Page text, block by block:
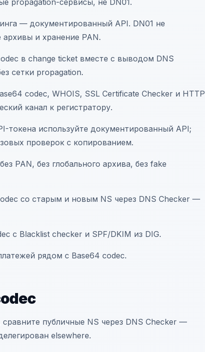
propagation-сервисы, не DN01.
— документированный API. DN01 не
архивы и хранение PAN.
в change ticket вместе с выводом DNS
сетки propagation.
codec, WHOIS, SSL Certificate Checker и HTTP
канал к регистратору.
токена используйте документированный API;
проверок с копированием.
PAN, без глобального архива, без fake
со старым и новым NS через DNS Checker —
с Blacklist checker и SPF/DKIM из DIG.
рядом с Base64 codec.
публичные NS через DNS Checker —
elsewhere.